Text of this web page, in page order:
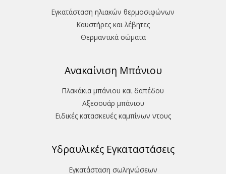
Εγκατάσταση ηλιακών θερμοσιφώνων
Καυστήρες και λέβητες
Θερμαντικά σώματα
Ανακαίνιση Μπάνιου
Πλακάκια μπάνιου και δαπέδου
Aξεσουάρ μπάνιου
Ειδικές κατασκευές καμπίνων ντους
Υδραυλικές Εγκαταστάσεις
Εγκατάσταση σωληνώσεων